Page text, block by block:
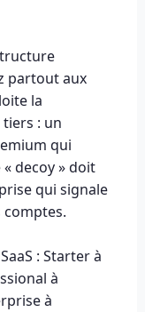
partout aux
la
: un
qui
decoy » doit
qui signale
: Starter à
à
à